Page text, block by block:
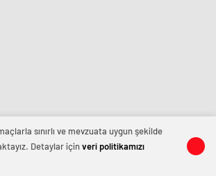
sınırlı ve mevzuata uygun şekilde
Detaylar içinveri politikamızı